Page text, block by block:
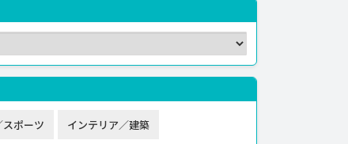
ポーツ インテリア／建築